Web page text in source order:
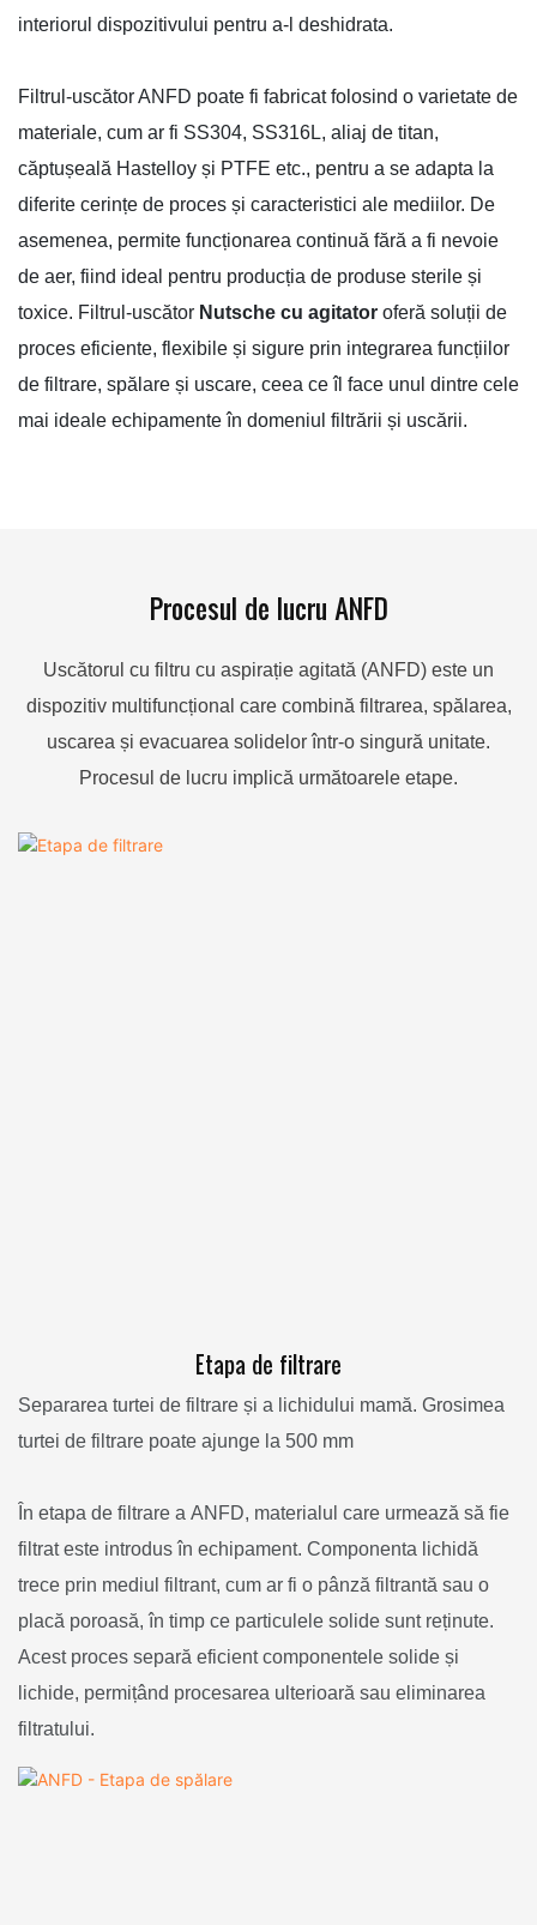
interiorul dispozitivului pentru a-l deshidrata.
Filtrul-uscător ANFD poate fi fabricat folosind o varietate de
materiale, cum ar fi SS304, SS316L, aliaj de titan,
căptușeală Hastelloy și PTFE etc., pentru a se adapta la
diferite cerințe de proces și caracteristici ale mediilor. De
asemenea, permite funcționarea continuă fără a fi nevoie
de aer, fiind ideal pentru producția de produse sterile și
toxice. Filtrul-uscător Nutsche cu agitator oferă soluții de
proces eficiente, flexibile și sigure prin integrarea funcțiilor
de filtrare, spălare și uscare, ceea ce îl face unul dintre cele
mai ideale echipamente în domeniul filtrării și uscării.
Procesul de lucru ANFD
Uscătorul cu filtru cu aspirație agitată (ANFD) este un
dispozitiv multifuncțional care combină filtrarea, spălarea,
uscarea și evacuarea solidelor într-o singură unitate.
Procesul de lucru implică următoarele etape.
Etapa de filtrare
Separarea turtei de filtrare și a lichidului mamă. Grosimea
turtei de filtrare poate ajunge la 500 mm
În etapa de filtrare a ANFD, materialul care urmează să fie
filtrat este introdus în echipament. Componenta lichidă
trece prin mediul filtrant, cum ar fi o pânză filtrantă sau o
placă poroasă, în timp ce particulele solide sunt reținute.
Acest proces separă eficient componentele solide și
lichide, permițând procesarea ulterioară sau eliminarea
filtratului.